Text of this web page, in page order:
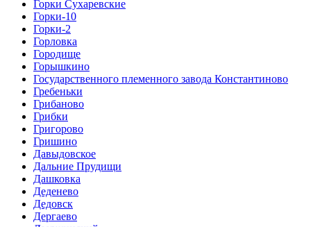
Горки Сухаревские
Горки-10
Горки-2
Горловка
Городище
Горышкино
Государственного племенного завода Константиново
Гребеньки
Грибаново
Грибки
Григорово
Гришино
Давыдовское
Дальние Прудищи
Дашковка
Деденево
Дедовск
Дергаево